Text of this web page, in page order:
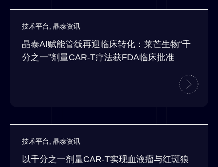
技术平台, 晶泰资讯
晶泰AI赋能管线再迎临床转化：莱芒生物“千
分之一”剂量CAR-T疗法获FDA临床批准
技术平台, 晶泰资讯
以千分之一剂量CAR-T实现血液瘤与红斑狼